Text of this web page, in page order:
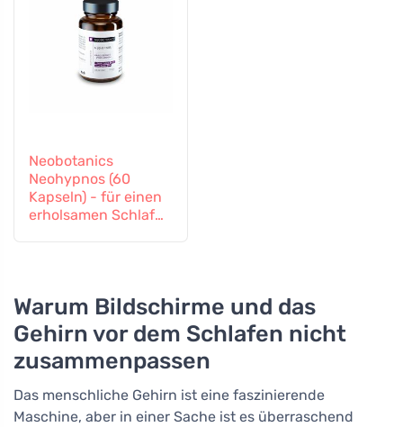
Neobotanics
Neohypnos (60
Kapseln) - für einen
erholsamen Schlaf
Warum Bildschirme und das
Gehirn vor dem Schlafen nicht
zusammenpassen
Das menschliche Gehirn ist eine faszinierende
Maschine, aber in einer Sache ist es überraschend